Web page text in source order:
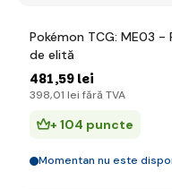
Pokémon TCG: ME03
de elită
481,59 lei
398,01 lei fără TVA
+ 104 puncte
Momentan nu este